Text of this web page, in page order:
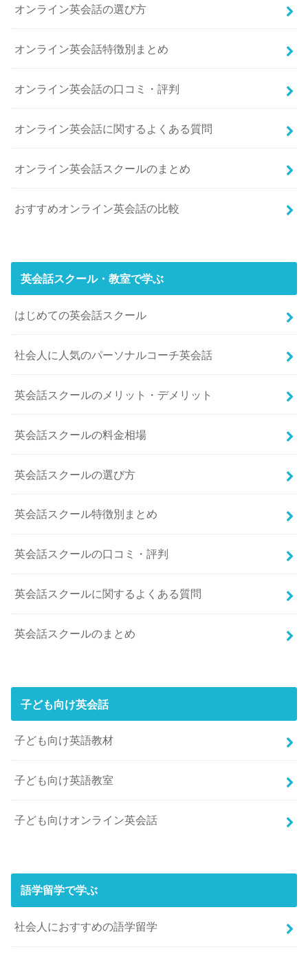
オンライン英会話の選び方
オンライン英会話特徴別まとめ
オンライン英会話の口コミ・評判
オンライン英会話に関するよくある質問
オンライン英会話スクールのまとめ
おすすめオンライン英会話の比較
英会話スクール・教室で学ぶ
はじめての英会話スクール
社会人に人気のパーソナルコーチ英会話
英会話スクールのメリット・デメリット
英会話スクールの料金相場
英会話スクールの選び方
英会話スクール特徴別まとめ
英会話スクールの口コミ・評判
英会話スクールに関するよくある質問
英会話スクールのまとめ
子ども向け英会話
子ども向け英語教材
子ども向け英語教室
子ども向けオンライン英会話
語学留学で学ぶ
社会人におすすめの語学留学